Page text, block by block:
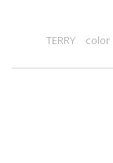
TERRY color